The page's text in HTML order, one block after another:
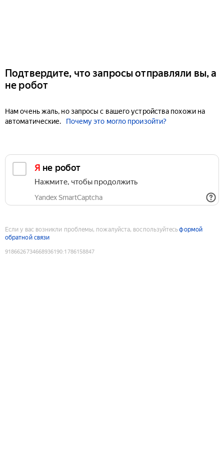
Подтвердите, что запросы отправляли вы, а
не робот
Нам очень жаль, но запросы с вашего устройства похожи на
автоматические.
Почему это могло произойти?
Я не робот
Нажмите, чтобы продолжить
Yandex SmartCaptcha
Если у вас возникли проблемы, пожалуйста, воспользуйтесьформой
обратной связи
9186626734668936190:1786158847